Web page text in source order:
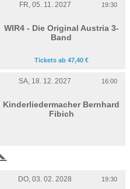
FR, 05. 11. 2027 19:30
WIR4 - Die Original Austria 3-
Band
Tickets ab 47,40 €
SA, 18. 12. 2027 16:00
Kinderliedermacher Bernhard
Fibich
DO, 03. 02. 2028 19:30